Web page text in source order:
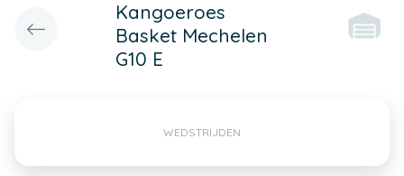
Kangoeroes
Basket Mechelen
G10 E
WEDSTRIJDEN